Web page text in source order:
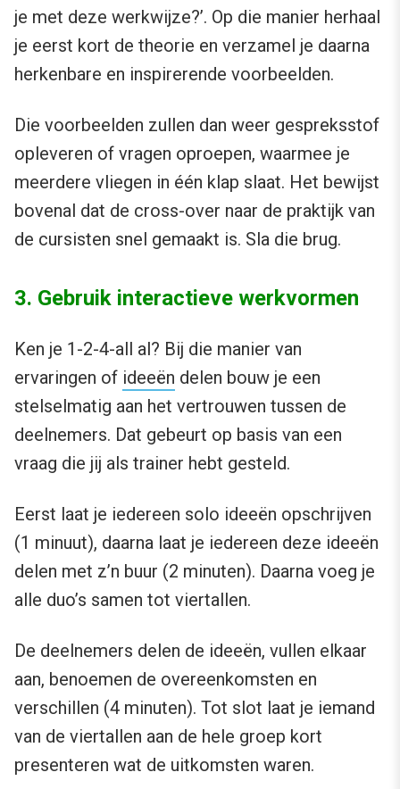
je met deze werkwijze?’. Op die manier herhaal
je eerst kort de theorie en verzamel je daarna
herkenbare en inspirerende voorbeelden.
Die voorbeelden zullen dan weer gespreksstof
opleveren of vragen oproepen, waarmee je
meerdere vliegen in één klap slaat. Het bewijst
bovenal dat de cross-over naar de praktijk van
de cursisten snel gemaakt is. Sla die brug.
3. Gebruik interactieve werkvormen
Ken je 1-2-4-all al? Bij die manier van
ervaringen of ideeën delen bouw je een
stelselmatig aan het vertrouwen tussen de
deelnemers. Dat gebeurt op basis van een
vraag die jij als trainer hebt gesteld.
Eerst laat je iedereen solo ideeën opschrijven
(1 minuut), daarna laat je iedereen deze ideeën
delen met z’n buur (2 minuten). Daarna voeg je
alle duo’s samen tot viertallen.
De deelnemers delen de ideeën, vullen elkaar
aan, benoemen de overeenkomsten en
verschillen (4 minuten). Tot slot laat je iemand
van de viertallen aan de hele groep kort
presenteren wat de uitkomsten waren.